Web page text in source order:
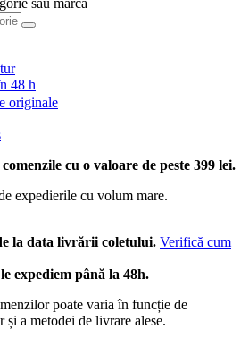
sau marcă
48 h
originale
cu o valoare de peste 399 lei.
expedierile cu volum mare.
la data livrării coletului. Verifică cum
expediem până la 48h.
poate varia în funcție de
a metodei de livrare alese.